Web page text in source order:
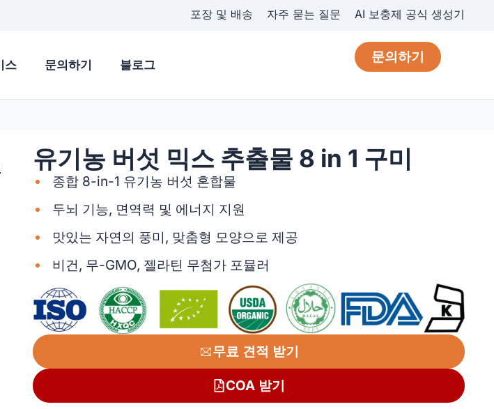
포장 및 배송 자주 묻는 질문 AI 보충제 공식 생성기
스 문의하기 블로그 문의하기
유기농 버섯 믹스 추출물 8 in 1 구미
종합 8-in-1 유기농 버섯 혼합물
두뇌 기능, 면역력 및 에너지 지원
맛있는 자연의 풍미, 맞춤형 모양으로 제공
비건, 무-GMO, 젤라틴 무첨가 포뮬러
무료 견적 받기
COA 받기